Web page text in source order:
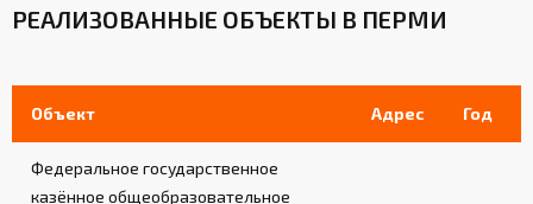
Обеспечивает равномерное натяжение
2-3 лестницы в комплекте (в зависимости
от модели)
РЕАЛИЗОВАННЫЕ ОБЪЕКТЫ В ПЕРМИ
Объект Адрес Год
Федеральное государственное
казённое общеобразовательное